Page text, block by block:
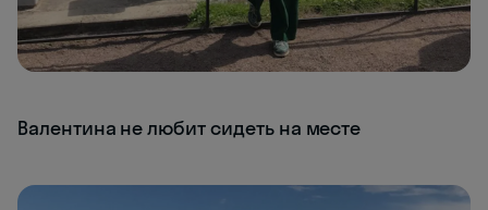
Валентина не любит сидеть на месте